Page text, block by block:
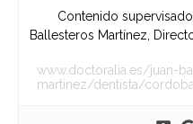
Contenido
Ballesteros Martínez,
www.doctoralia.es/juan-
martinez/dentista/cordoba